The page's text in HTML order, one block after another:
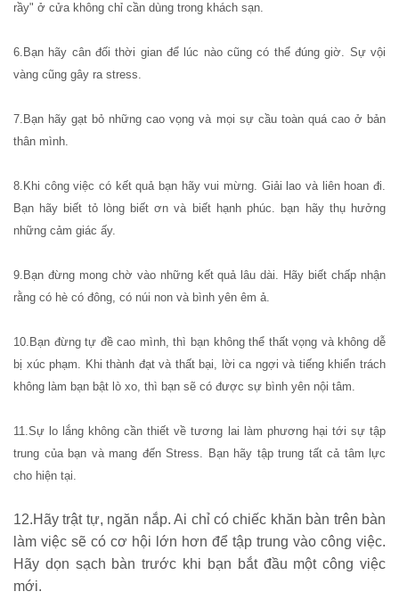
rầy" ở cửa không chỉ cần dùng trong khách sạn.
6.Bạn hãy cân đối thời gian để lúc nào cũng có thể đúng giờ. Sự vội
vàng cũng gây ra stress.
7.Bạn hãy gạt bỏ những cao vọng và mọi sự cầu toàn quá cao ở bản
thân mình.
8.Khi công việc có kết quả bạn hãy vui mừng. Giải lao và liên hoan đi.
Bạn hãy biết tỏ lòng biết ơn và biết hạnh phúc. bạn hãy thụ hưởng
những cảm giác ấy.
9.Bạn đừng mong chờ vào những kết quả lâu dài. Hãy biết chấp nhận
rằng có hè có đông, có núi non và bình yên êm ả.
10.Bạn đừng tự đề cao mình, thì bạn không thể thất vọng và không dễ
bị xúc phạm. Khi thành đạt và thất bại, lời ca ngợi và tiếng khiển trách
không làm bạn bật lò xo, thì bạn sẽ có được sự bình yên nội tâm.
11.Sự lo lắng không cần thiết về tương lai làm phương hại tới sự tập
trung của bạn và mang đến Stress. Bạn hãy tập trung tất cả tâm lực
cho hiện tại.
12.Hãy trật tự, ngăn nắp. Ai chỉ có chiếc khăn bàn trên bàn
làm việc sẽ có cơ hội lớn hơn để tập trung vào công việc.
Hãy dọn sạch bàn trước khi bạn bắt đầu một công việc
mới.